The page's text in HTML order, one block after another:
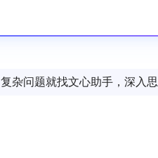
复杂问题就找文心助手，深入